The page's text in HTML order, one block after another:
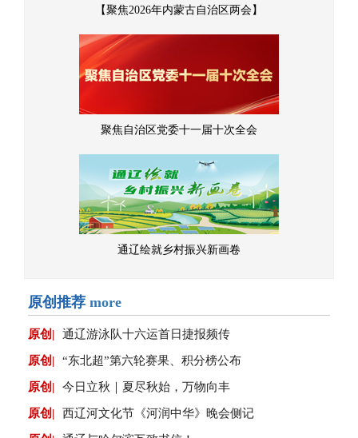
【聚焦2026年内蒙古自治区两会】
聚焦自治区党委十一届十次全会
通辽绘就乡村振兴新画卷
原创推荐 more
原创| 通辽游泳队十六运首日捷报频传
原创| “东北超”第六轮赛果、积分榜公布
原创| 今日立秋｜夏尽秋始，万物向丰
原创| 西辽河文化节《河润中华》晚会侧记